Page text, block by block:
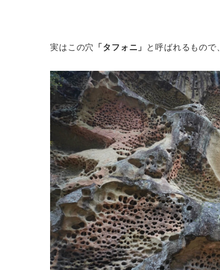
実はこの穴 「タフォニ」 と呼ばれるもので